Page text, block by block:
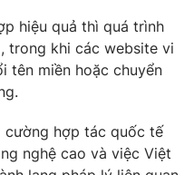
hiệu quả thì quá trình
trong khi các website vi
tên miền hoặc chuyển
cường hợp tác quốc tế
nghệ cao và việc Việt